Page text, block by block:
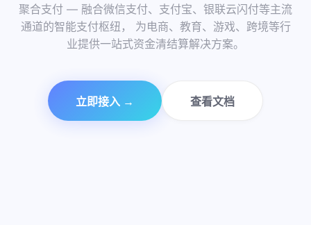
99.99%
资金安全
0.2s
极速到账
200+
支付通道
10万+
商户信赖
聚合支付 — 融合微信支付、支付宝、银联云闪付等主流
通道的智能支付枢纽， 为电商、教育、游戏、跨境等行
业提供一站式资金清结算解决方案。
立即接入 → 查看文档